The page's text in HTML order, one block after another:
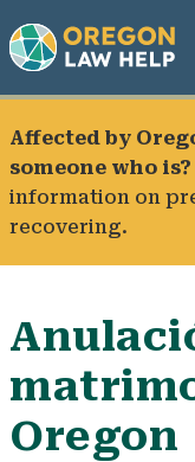
Affected by
someone who is?
information on
recovering.
Oregon